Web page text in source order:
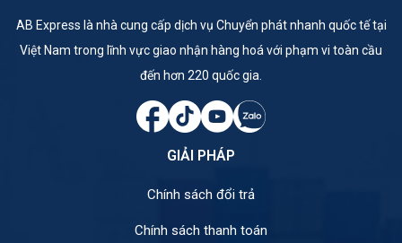
AB Express là nhà cung cấp dịch vụ Chuyển phát nhanh quốc tế tại
Việt Nam trong lĩnh vực giao nhận hàng hoá với phạm vi toàn cầu
đến hơn 220 quốc gia.
GIẢI PHÁP
Chính sách đổi trả
Chính sách thanh toán